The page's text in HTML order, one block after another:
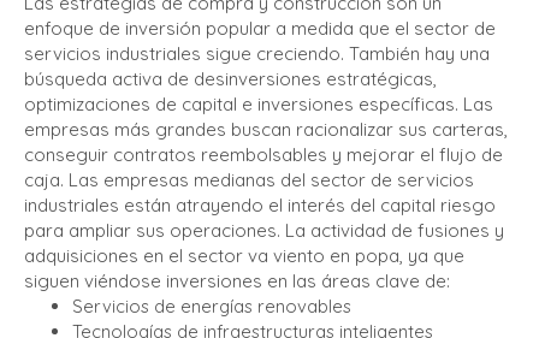
enfoque de inversión popular a medida que el sector de
servicios industriales sigue creciendo. También hay una
búsqueda activa de desinversiones estratégicas,
optimizaciones de capital e inversiones específicas. Las
empresas más grandes buscan racionalizar sus carteras,
conseguir contratos reembolsables y mejorar el flujo de
caja. Las empresas medianas del sector de servicios
industriales están atrayendo el interés del capital riesgo
para ampliar sus operaciones. La actividad de fusiones y
adquisiciones en el sector va viento en popa, ya que
siguen viéndose inversiones en las áreas clave de:
Servicios de energías renovables
Tecnologías de infraestructuras inteligentes